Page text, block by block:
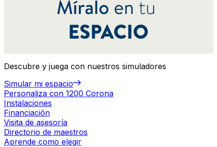
Descubre y juega con nuestros simuladores
Simular mi espacio
Personaliza con 1200 Corona
Instalaciones
Financiación
Visita de asesoría
Directorio de maestros
Aprende como elegir